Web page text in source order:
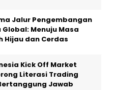
Jalur Pengembangan
Menuju Masa
Hijau dan Cerdas
Kick Off Market
Literasi Trading
Jawab